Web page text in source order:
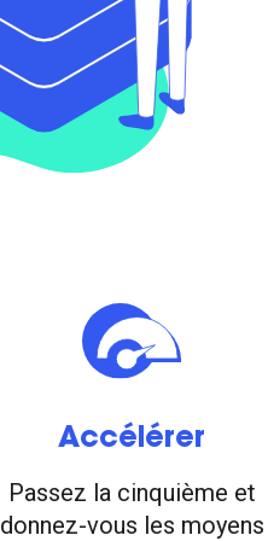
Accélérer
Passez la cinquième et
donnez-vous les moyens